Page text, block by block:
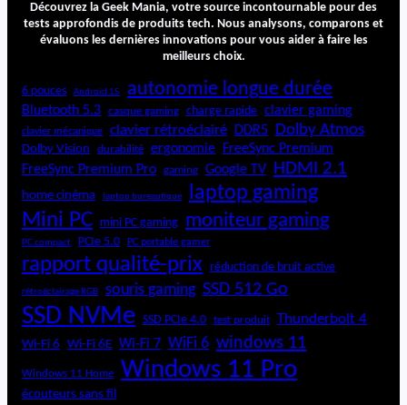
Découvrez la Geek Mania, votre source incontournable pour des
tests approfondis de produits tech. Nous analysons, comparons et
évaluons les dernières innovations pour vous aider à faire les
meilleurs choix.
6 pouces Android 15 autonomie longue durée
Bluetooth 5.3 casque gaming charge rapide clavier gaming
clavier mécanique clavier rétroéclairé DDR5 Dolby Atmos
Dolby Vision durabilité ergonomie FreeSync Premium
FreeSync Premium Pro
gaming Google TV HDMI 2.1
home cinéma laptop bureautique laptop gaming
Mini PC mini PC gaming moniteur gaming
PC compact PCIe 5.0 PC portable gamer
rapport qualité-prix réduction de bruit active
rétroéclairage RGB souris gaming SSD 512 Go
SSD NVMe SSD PCIe 4.0 test produit Thunderbolt 4
Wi-Fi 6 Wi-Fi 6E Wi-Fi 7 WiFi 6 windows 11
Windows 11 Home Windows 11 Pro
écouteurs sans fil